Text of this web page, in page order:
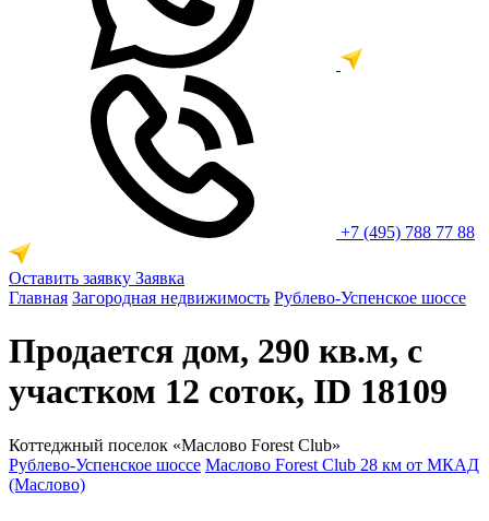
+7 (495) 788 77 88
Оставить заявку Заявка
Главная Загородная недвижимость Рублево-Успенское шоссе
Продается дом, 290 кв.м, с
участком 12 соток, ID 18109
Коттеджный поселок «Маслово Forest Club»
Рублево-Успенское шоссе Маслово Forest Club 28 км от МКАД
(Маслово)